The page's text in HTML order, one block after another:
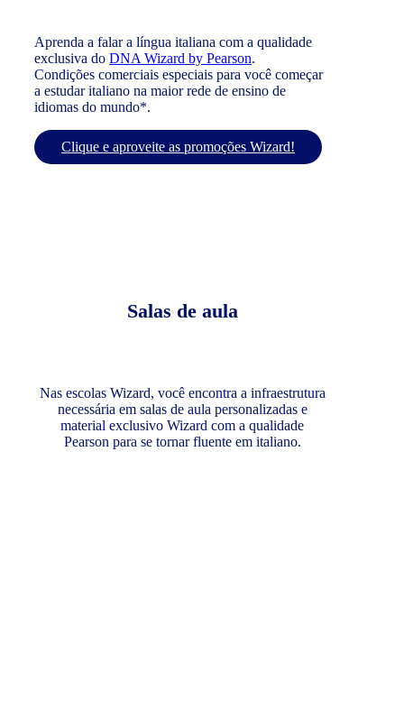
Aprenda a falar a língua italiana com a qualidade
exclusiva do DNA Wizard by Pearson.
Condições comerciais especiais para você começar
a estudar italiano na maior rede de ensino de
idiomas do mundo*.
Clique e aproveite as promoções Wizard!
Salas de aula
Nas escolas Wizard, você encontra a infraestrutura
necessária em salas de aula personalizadas e
material exclusivo Wizard com a qualidade
Pearson para se tornar fluente em italiano.